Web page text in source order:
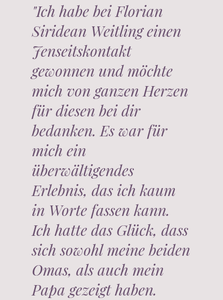
"Ich habe bei Florian
Siridean Weitling einen
Jenseitskontakt
gewonnen und möchte
mich von ganzen Herzen
für diesen bei dir
bedanken. Es war für
mich ein
überwältigendes
Erlebnis, das ich kaum
in Worte fassen kann.
Ich hatte das Glück, dass
sich sowohl meine beiden
Omas, als auch mein
Papa gezeigt haben.